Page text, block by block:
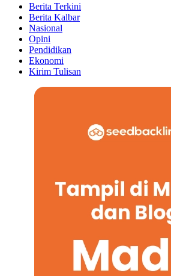
Berita Terkini
Berita Kalbar
Nasional
Opini
Pendidikan
Ekonomi
Kirim Tulisan